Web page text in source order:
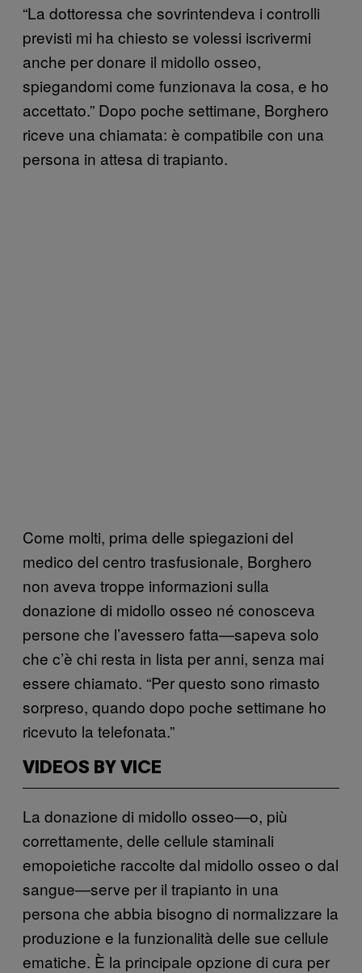
“La dottoressa che sovrintendeva i controlli
previsti mi ha chiesto se volessi iscrivermi
anche per donare il midollo osseo,
spiegandomi come funzionava la cosa, e ho
accettato.” Dopo poche settimane, Borghero
riceve una chiamata: è compatibile con una
persona in attesa di trapianto.
Come molti, prima delle spiegazioni del
medico del centro trasfusionale, Borghero
non aveva troppe informazioni sulla
donazione di midollo osseo né conosceva
persone che l’avessero fatta—sapeva solo
che c’è chi resta in lista per anni, senza mai
essere chiamato. “Per questo sono rimasto
sorpreso, quando dopo poche settimane ho
ricevuto la telefonata.”
VIDEOS BY VICE
La donazione di midollo osseo—o, più
correttamente, delle cellule staminali
emopoietiche raccolte dal midollo osseo o dal
sangue—serve per il trapianto in una
persona che abbia bisogno di normalizzare la
produzione e la funzionalità delle sue cellule
ematiche. È la principale opzione di cura per